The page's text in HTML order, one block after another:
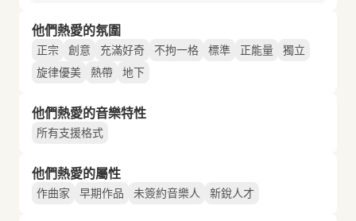
他們熱愛的氛圍
正宗 創意 充滿好奇 不拘一格 標準 正能量
獨立
旋律優美
熱帶 地下
他們熱愛的音樂特性
所有支援格式
他們熱愛的屬性
作曲家 早期作品 未簽約音樂人 新銳人才